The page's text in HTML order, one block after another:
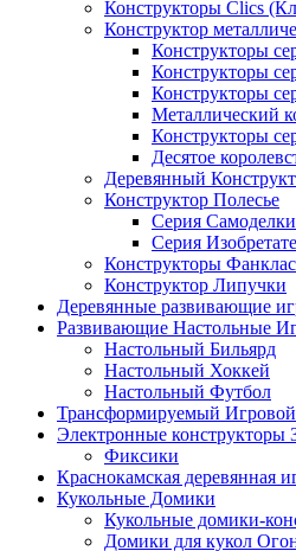
Конструкторы Clics
Конструктор
Конструкторы
Конструкторы
Конструкторы
Металлический
Конструкторы
Десятое
Деревянный
Конструктор Полесье
Серия
Серия
Конструкторы
Конструктор Липучки
Деревянные развивающие
Развивающие Настольные
Настольный Бильярд
Настольный Хоккей
Настольный Футбол
Трансформируемый
Электронные конструкторы
Фиксики
Краснокамская деревянная
Кукольные Домики
Кукольные домики-
Домики для кукол